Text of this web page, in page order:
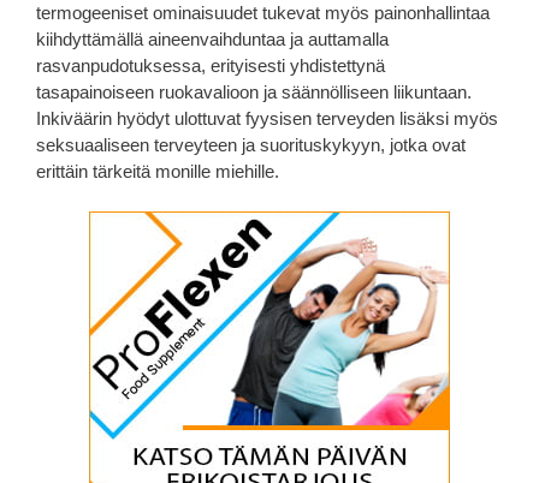
termogeeniset ominaisuudet tukevat myös painonhallintaa
kiihdyttämällä aineenvaihduntaa ja auttamalla
rasvanpudotuksessa, erityisesti yhdistettynä
tasapainoiseen ruokavalioon ja säännölliseen liikuntaan.
Inkiväärin hyödyt ulottuvat fyysisen terveyden lisäksi myös
seksuaaliseen terveyteen ja suorituskykyyn, jotka ovat
erittäin tärkeitä monille miehille.